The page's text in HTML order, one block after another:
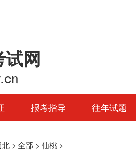
网
报考指导 往年试题
北 > 全部 > 仙桃 >